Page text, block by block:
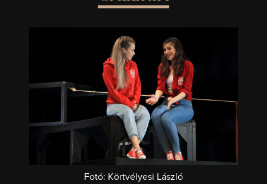
Fotó: Körtvélyesi László